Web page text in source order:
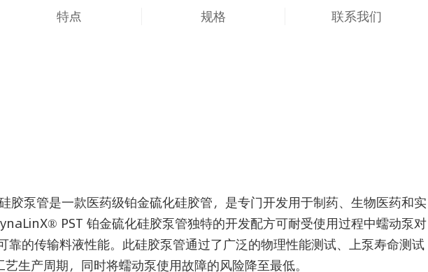
特点 规格 联系我们
胶泵管是一款医药级铂金硫化硅胶管，是专门开发用于制药、生物医药和实
PST 铂金硫化硅胶泵管独特的开发配方可耐受使用过程中蠕动泵对
靠的传输料液性能。此硅胶泵管通过了广泛的物理性能测试、上泵寿命测试
生产周期，同时将蠕动泵使用故障的风险降至最低。